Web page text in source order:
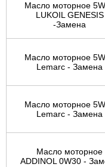
Масло моторное
LUKOIL GENESIS
-Замена
Масло моторное
Lemarc - Замена
Масло моторное
Lemarc - Замена
Масло моторное
ADDINOL 0W30 -